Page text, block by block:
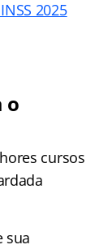
2025
o
cursos
sua